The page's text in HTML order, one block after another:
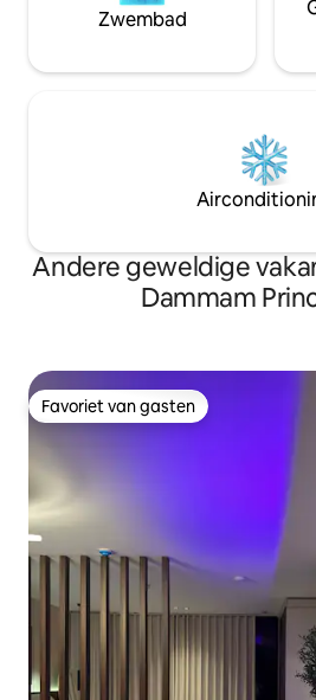
Zwembad
Andere geweldige
Dammam
Favoriet van gasten
Favoriet van gasten